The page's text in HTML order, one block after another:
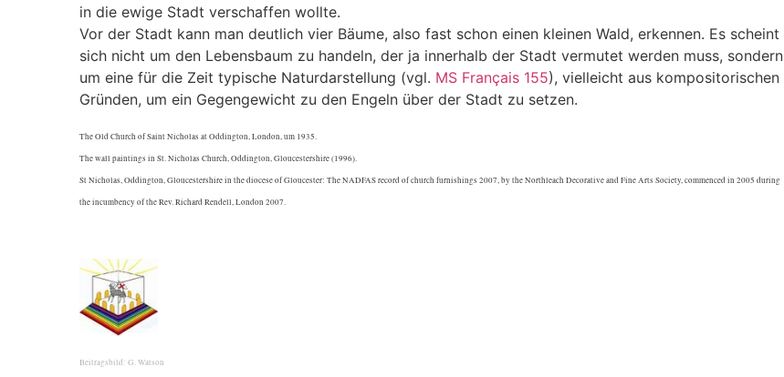
in die ewige Stadt verschaffen wollte.
Vor der Stadt kann man deutlich vier Bäume, also fast schon einen kleinen Wald, erkennen. Es scheint
sich nicht um den Lebensbaum zu handeln, der ja innerhalb der Stadt vermutet werden muss, sondern
um eine für die Zeit typische Naturdarstellung (vgl. MS Français 155), vielleicht aus kompositorischen
Gründen, um ein Gegengewicht zu den Engeln über der Stadt zu setzen.
The Old Church of Saint Nicholas at Oddington, London, um 1935.
The wall paintings in St. Nicholas Church, Oddington, Gloucestershire (1996).
St Nicholas, Oddington, Gloucestershire in the diocese of Gloucester: The NADFAS record of church furnishings 2007, by the Northleach Decorative and Fine Arts Society, commenced in 2005 during
the incumbency of the Rev. Richard Rendell, London 2007.
Beitragsbild: G. Watson